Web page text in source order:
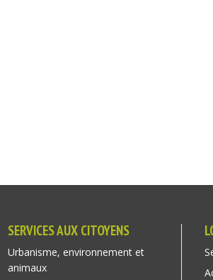
SERVICES AUX CITOYENS
Urbanisme, environnement et
animaux